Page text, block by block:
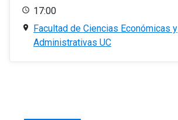
17:00
Facultad de Ciencias Económicas y
Administrativas UC